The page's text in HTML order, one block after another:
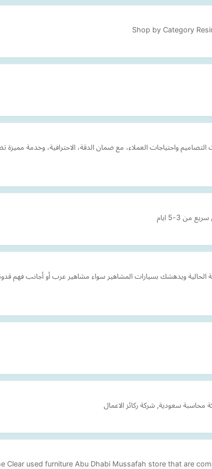
Shop by Category
واحتياجات العملاء، مع ضمان الدقة، الاحترافية، وخدمة
3-5 ايام
ويدهشك بسيارات المشاهير سواء مشاهير عرب أو أجانب فهم قدوة
محاسبة سعودية, شركة ركائز الاعمال
Clear used furniture Abu Dhabi Mussafah store that are